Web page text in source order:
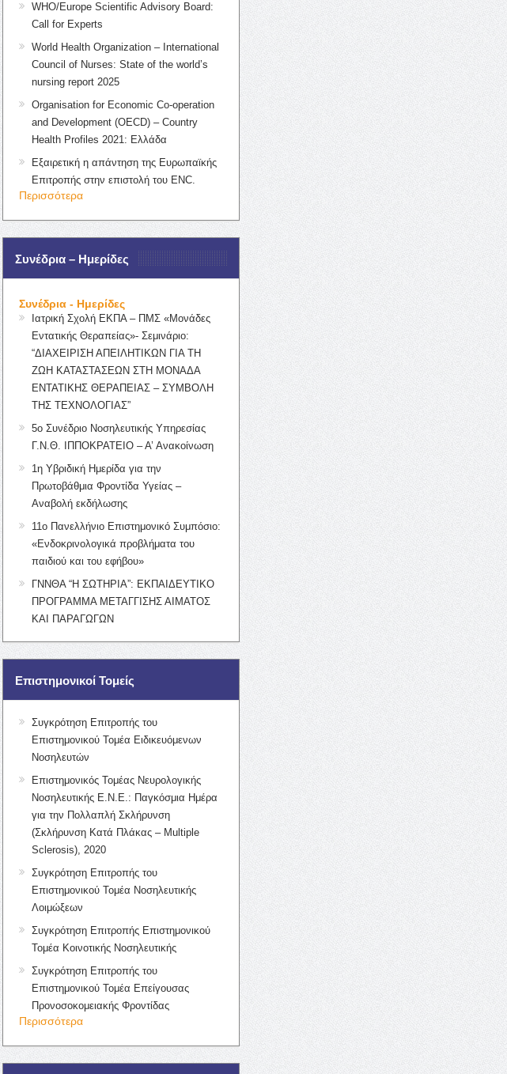
WHO/Europe Scientific Advisory Board:
Call for Experts
World Health Organization – International
Council of Nurses: State of the world’s
nursing report 2025
Organisation for Economic Co-operation
and Development (OECD) – Country
Health Profiles 2021: Ελλάδα
Εξαιρετική η απάντηση της Ευρωπαϊκής
Επιτροπής στην επιστολή του ENC.
Περισσότερα
Συνέδρια – Ημερίδες
Συνέδρια - Ημερίδες
Ιατρική Σχολή ΕΚΠΑ – ΠΜΣ «Μονάδες
Εντατικής Θεραπείας»- Σεμινάριο:
“ΔΙΑΧΕΙΡΙΣΗ ΑΠΕΙΛΗΤΙΚΩΝ ΓΙΑ ΤΗ
ΖΩΗ ΚΑΤΑΣΤΑΣΕΩΝ ΣΤΗ ΜΟΝΑΔΑ
ΕΝΤΑΤΙΚΗΣ ΘΕΡΑΠΕΙΑΣ – ΣΥΜΒΟΛΗ
ΤΗΣ ΤΕΧΝΟΛΟΓΙΑΣ”
5ο Συνέδριο Νοσηλευτικής Υπηρεσίας
Γ.Ν.Θ. ΙΠΠΟΚΡΑΤΕΙΟ – Α’ Ανακοίνωση
1η Υβριδική Ημερίδα για την
Πρωτοβάθμια Φροντίδα Υγείας –
Αναβολή εκδήλωσης
11ο Πανελλήνιο Επιστημονικό Συμπόσιο:
«Ενδοκρινολογικά προβλήματα του
παιδιού και του εφήβου»
ΓΝΝΘΑ “Η ΣΩΤΗΡΙΑ”: ΕΚΠΑΙΔΕΥΤΙΚΟ
ΠΡΟΓΡΑΜΜΑ ΜΕΤΑΓΓΙΣΗΣ ΑΙΜΑΤΟΣ
ΚΑΙ ΠΑΡΑΓΩΓΩΝ
Επιστημονικοί Τομείς
Συγκρότηση Επιτροπής του
Επιστημονικού Τομέα Ειδικευόμενων
Νοσηλευτών
Επιστημονικός Τομέας Νευρολογικής
Νοσηλευτικής Ε.Ν.Ε.: Παγκόσμια Ημέρα
για την Πολλαπλή Σκλήρυνση
(Σκλήρυνση Κατά Πλάκας – Multiple
Sclerosis), 2020
Συγκρότηση Επιτροπής του
Επιστημονικού Τομέα Νοσηλευτικής
Λοιμώξεων
Συγκρότηση Επιτροπής Επιστημονικού
Τομέα Κοινοτικής Νοσηλευτικής
Συγκρότηση Επιτροπής του
Επιστημονικού Τομέα Επείγουσας
Προνοσοκομειακής Φροντίδας
Περισσότερα